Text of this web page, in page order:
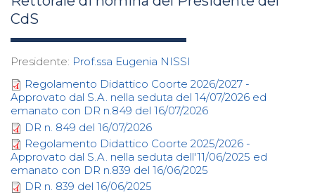
CdS
Presidente: Prof.ssa Eugenia NISSI
Regolamento Didattico Coorte 2026/2027 -
Approvato dal S.A. nella seduta del 14/07/2026 ed
emanato con DR n.849 del 16/07/2026
DR n. 849 del 16/07/2026
Regolamento Didattico Coorte 2025/2026 -
Approvato dal S.A. nella seduta dell'11/06/2025 ed
emanato con DR n.839 del 16/06/2025
DR n. 839 del 16/06/2025